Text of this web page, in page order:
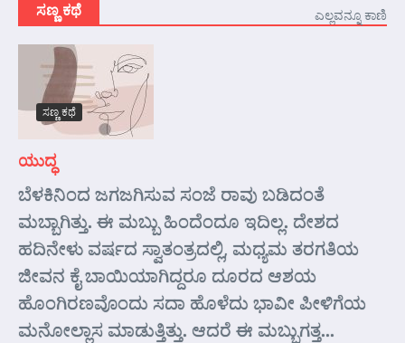
ಸಣ್ಣ ಕಥೆ ಎಲ್ಲವನ್ನೂ ಕಾಣಿ
ಸಣ್ಣ ಕಥೆ
ಯುದ್ಧ
ಬೆಳಕಿನಿಂದ ಜಗಜಗಿಸುವ ಸಂಜೆ ರಾವು ಬಡಿದಂತೆ
ಮಬ್ಬಾಗಿತ್ತು. ಈ ಮಬ್ಬು ಹಿಂದೆಂದೂ ಇದಿಲ್ಲ. ದೇಶದ
ಹದಿನೇಳು ವರ್ಷದ ಸ್ವಾತಂತ್ರದಲ್ಲಿ, ಮಧ್ಯಮ ತರಗತಿಯ
ಜೀವನ ಕೈ ಬಾಯಿಯಾಗಿದ್ದರೂ ದೂರದ ಆಶಯ
ಹೊಂಗಿರಣವೊಂದು ಸದಾ ಹೊಳೆದು ಭಾವೀ ಪೀಳಿಗೆಯ
ಮನೋಲ್ಲಾಸ ಮಾಡುತ್ತಿತ್ತು. ಆದರೆ ಈ ಮಬ್ಬುಗತ್ತ...